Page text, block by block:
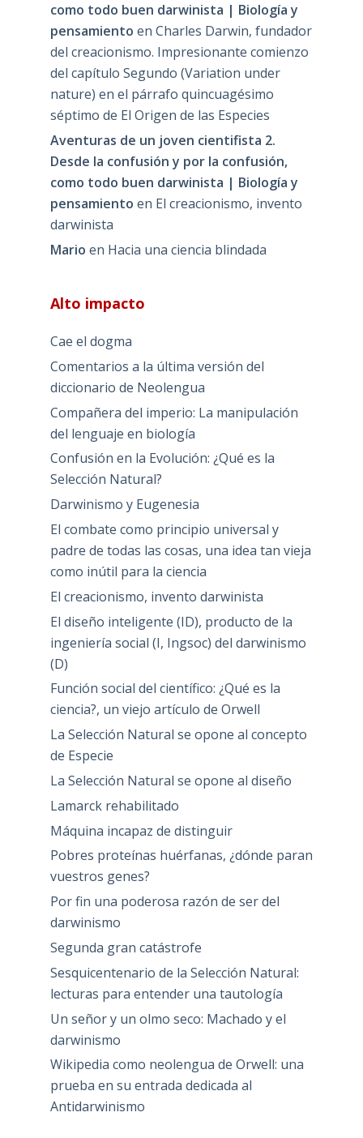
como todo buen darwinista | Biología y
pensamiento en Charles Darwin, fundador
del creacionismo. Impresionante comienzo
del capítulo Segundo (Variation under
nature) en el párrafo quincuagésimo
séptimo de El Origen de las Especies
Aventuras de un joven cientifista 2.
Desde la confusión y por la confusión,
como todo buen darwinista | Biología y
pensamiento en El creacionismo, invento
darwinista
Mario en Hacia una ciencia blindada
Alto impacto
Cae el dogma
Comentarios a la última versión del
diccionario de Neolengua
Compañera del imperio: La manipulación
del lenguaje en biología
Confusión en la Evolución: ¿Qué es la
Selección Natural?
Darwinismo y Eugenesia
El combate como principio universal y
padre de todas las cosas, una idea tan vieja
como inútil para la ciencia
El creacionismo, invento darwinista
El diseño inteligente (ID), producto de la
ingeniería social (I, Ingsoc) del darwinismo
(D)
Función social del científico: ¿Qué es la
ciencia?, un viejo artículo de Orwell
La Selección Natural se opone al concepto
de Especie
La Selección Natural se opone al diseño
Lamarck rehabilitado
Máquina incapaz de distinguir
Pobres proteínas huérfanas, ¿dónde paran
vuestros genes?
Por fin una poderosa razón de ser del
darwinismo
Segunda gran catástrofe
Sesquicentenario de la Selección Natural:
lecturas para entender una tautología
Un señor y un olmo seco: Machado y el
darwinismo
Wikipedia como neolengua de Orwell: una
prueba en su entrada dedicada al
Antidarwinismo